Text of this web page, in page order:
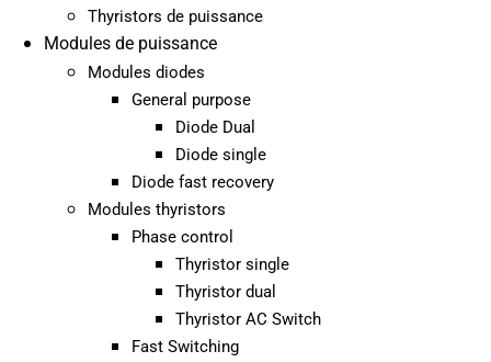
Thyristors de puissance
Modules de puissance
Modules diodes
General purpose
Diode Dual
Diode single
Diode fast recovery
Modules thyristors
Phase control
Thyristor single
Thyristor dual
Thyristor AC Switch
Fast Switching